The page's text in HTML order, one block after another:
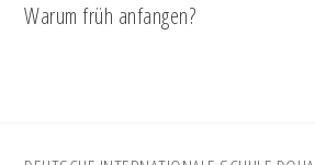
Warum früh anfangen?